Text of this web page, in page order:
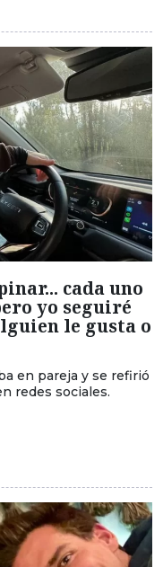
cada uno
yo seguiré
le gusta o
en pareja y se refirió
redes sociales.